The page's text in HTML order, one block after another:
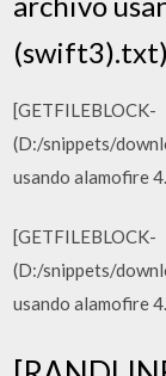
[GETFILEBLOCK-
(D:/snippets/
usando alamofire
[GETFILEBLOCK-
(D:/snippets/
usando alamofire